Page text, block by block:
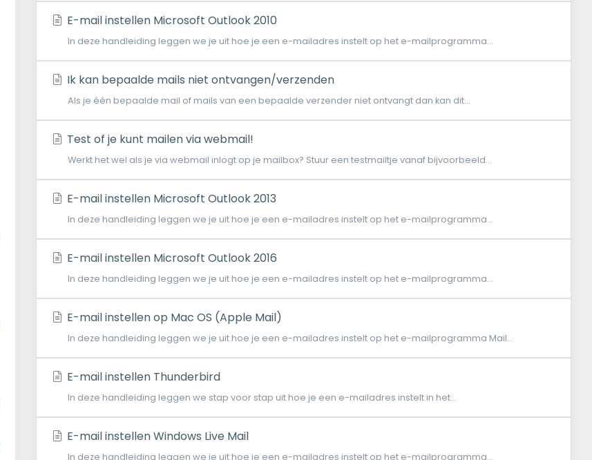
E-mail instellen Microsoft Outlook 2010
In deze handleiding leggen we je uit hoe je een e-mailadres instelt op het e-mailprogramma...
Ik kan bepaalde mails niet ontvangen/verzenden
Als je één bepaalde mail of mails van een bepaalde verzender niet ontvangt dan kan dit...
Test of je kunt mailen via webmail!
Werkt het wel als je via webmail inlogt op je mailbox? Stuur een testmailtje vanaf bijvoorbeeld...
E-mail instellen Microsoft Outlook 2013
In deze handleiding leggen we je uit hoe je een e-mailadres instelt op het e-mailprogramma...
E-mail instellen Microsoft Outlook 2016
In deze handleiding leggen we je uit hoe je een e-mailadres instelt op het e-mailprogramma...
E-mail instellen op Mac OS (Apple Mail)
In deze handleiding leggen we je uit hoe je een e-mailadres instelt op het e-mailprogramma Mail...
E-mail instellen Thunderbird
In deze handleiding leggen we stap voor stap uit hoe je een e-mailadres instelt in het...
E-mail instellen Windows Live Mail
In deze handleiding leggen we je uit hoe je een e-mailadres instelt op het e-mailprogramma...